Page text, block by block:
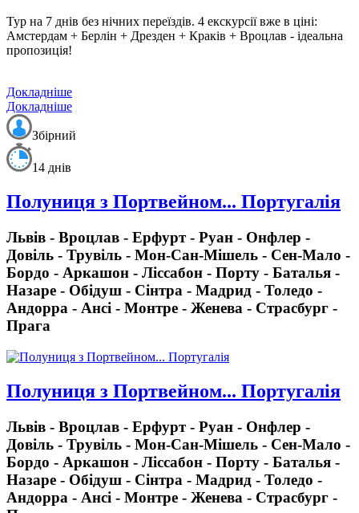
Тур на 7 днів без нічних переїздів. 4 екскурсії вже в ціні:
Амстердам + Берлін + Дрезден + Краків + Вроцлав - ідеальна
пропозиція!
Докладніше
Докладніше
Збірний
14 днів
Полуниця з Портвейном... Португалія
Львів - Вроцлав - Ерфурт - Руан - Онфлер -
Довіль - Трувіль - Мон-Сан-Мішель - Сен-Мало -
Бордо - Аркашон - Ліссабон - Порту - Баталья -
Назаре - Обідуш - Сінтра - Мадрид - Толедо -
Андорра - Ансі - Монтре - Женева - Страсбург -
Прага
Полуниця з Портвейном... Португалія
Львів - Вроцлав - Ерфурт - Руан - Онфлер -
Довіль - Трувіль - Мон-Сан-Мішель - Сен-Мало -
Бордо - Аркашон - Ліссабон - Порту - Баталья -
Назаре - Обідуш - Сінтра - Мадрид - Толедо -
Андорра - Ансі - Монтре - Женева - Страсбург -